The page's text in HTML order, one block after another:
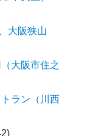
大阪狭山
大阪市住之
ラン（川西